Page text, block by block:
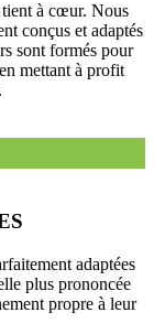
tient à cœur. Nous
conçus et adaptés
sont formés pour
mettant à profit
adaptées
plus prononcée
propre à leur